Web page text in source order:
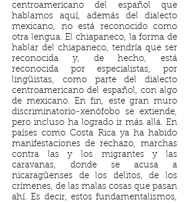
centroamericano del español que
hablamos aquí, además del dialecto
mexicano, no está reconocido como
otra lengua. El chiapaneco, la forma de
hablar del chiapaneco, tendría que ser
reconocida y, de hecho, está
reconocida por especialistas, por
lingüistas, como parte del dialecto
centroamericano del español, con algo
de mexicano. En fin, este gran muro
discriminatorio-xenófobo se extiende,
pero incluso ha logrado ir más allá. En
países como Costa Rica ya ha habido
manifestaciones de rechazo, marchas
contra las y los migrantes y las
caravanas, donde se acusa a
nicaragüenses de los delitos, de los
crímenes, de las malas cosas que pasan
ahí. Es decir, estos fundamentalismos,